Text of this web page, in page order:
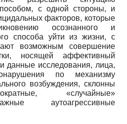
с одной стороны, и
факторов, которые
осознанного и
способа уйти из жизни, с
возможным совершение
носящей аффективный
данные исследования, лица,
по механизму
возбуждения, склонны
«случайные»
аутоагрессивные